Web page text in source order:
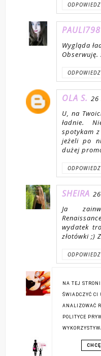
ODPOWIEDZ
PAULI798
Wygląda
Obserwuję.
ODPOWIEDZ
OLA S. 26
U, na
ładnie.
spotykam
jeżeli po
dużej
ODPOWIEDZ
SHEIRA
Ja
wydatek
złotówki ;)
ODPOWIEDZ
10:53:00
Świetne
ODPOWIEDZ
MAMA Z
2018,
NA TEJ
ŚWIADCZYĆ CI
ANALIZOWAĆ
POLITYCE